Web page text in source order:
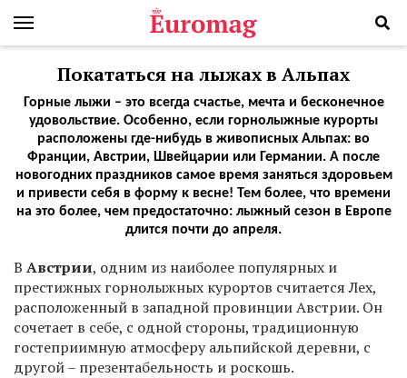
Покататься на лыжах в Альпах
Горные лыжи – это всегда счастье, мечта и бесконечное
удовольствие. Особенно, если горнолыжные курорты
расположены где-нибудь в живописных Альпах: во
Франции, Австрии, Швейцарии или Германии. А после
новогодних праздников самое время заняться здоровьем
и привести себя в форму к весне! Тем более, что времени
на это более, чем предостаточно: лыжный сезон в Европе
длится почти до апреля.
В Австрии, одним из наиболее популярных и
престижных горнолыжных курортов считается Лех,
расположенный в западной провинции Австрии. Он
сочетает в себе, с одной стороны, традиционную
гостеприимную атмосферу альпийской деревни, с
другой – презентабельность и роскошь.